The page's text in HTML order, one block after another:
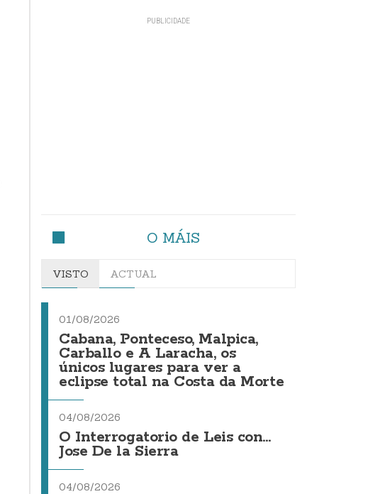
O MÁIS
VISTO ACTUAL
01/08/2026
Cabana, Ponteceso, Malpica,
Carballo e A Laracha, os
únicos lugares para ver a
eclipse total na Costa da Morte
04/08/2026
O Interrogatorio de Leis con...
Jose De la Sierra
04/08/2026